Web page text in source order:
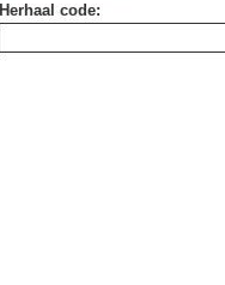
Herhaal code: